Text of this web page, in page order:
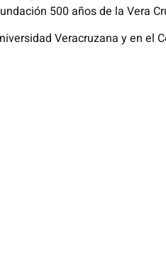
500 años de la Vera
Veracruzana y en el